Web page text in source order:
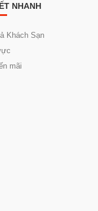
NHANH
Khách Sạn
mãi